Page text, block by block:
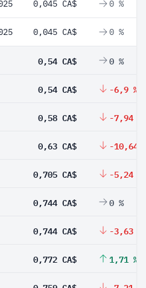
0,045 CA$ 0 %
0,045 CA$ 0 %
0,54 CA$ 0 %
0,54 CA$ -6,9 %
0,58 CA$ -7,94 %
0,63 CA$ -10,64
0,705 CA$ -5,24 %
0,744 CA$ 0 %
0,744 CA$ -3,63 %
0,772 CA$ 1,71 %